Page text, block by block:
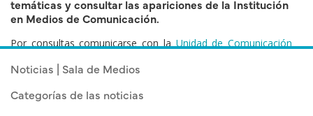
Noticias | Sala de Medios
Categorías de las noticias
temáticas y consultar las apariciones de la Institución
en Medios de Comunicación.
Por consultas comunicarse con laUnidad de Comunicación